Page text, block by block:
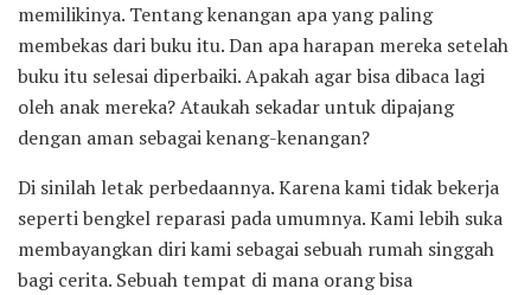
memilikinya. Tentang kenangan apa yang paling
membekas dari buku itu. Dan apa harapan mereka setelah
buku itu selesai diperbaiki. Apakah agar bisa dibaca lagi
oleh anak mereka? Ataukah sekadar untuk dipajang
dengan aman sebagai kenang-kenangan?
Di sinilah letak perbedaannya. Karena kami tidak bekerja
seperti bengkel reparasi pada umumnya. Kami lebih suka
membayangkan diri kami sebagai sebuah rumah singgah
bagi cerita. Sebuah tempat di mana orang bisa